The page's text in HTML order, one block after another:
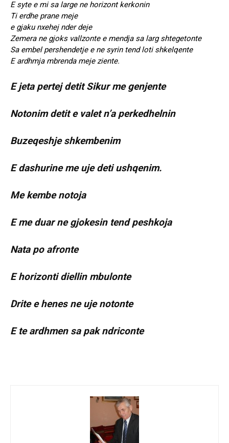
E syte e mi sa large ne horizont kerkonin
Ti erdhe prane meje
e gjaku nxehej nder deje
Zemera ne gjoks vallzonte e mendja sa larg shtegetonte
Sa embel pershendetje e ne syrin tend loti shkelqente
E ardhmja mbrenda meje ziente.
E jeta pertej detit Sikur me genjente
Notonim detit e valet n’a perkedhelnin
Buzeqeshje shkembenim
E dashurine me uje deti ushqenim.
Me kembe notoja
E me duar ne gjokesin tend peshkoja
Nata po afronte
E horizonti diellin mbulonte
Drite e henes ne uje notonte
E te ardhmen sa pak ndriconte